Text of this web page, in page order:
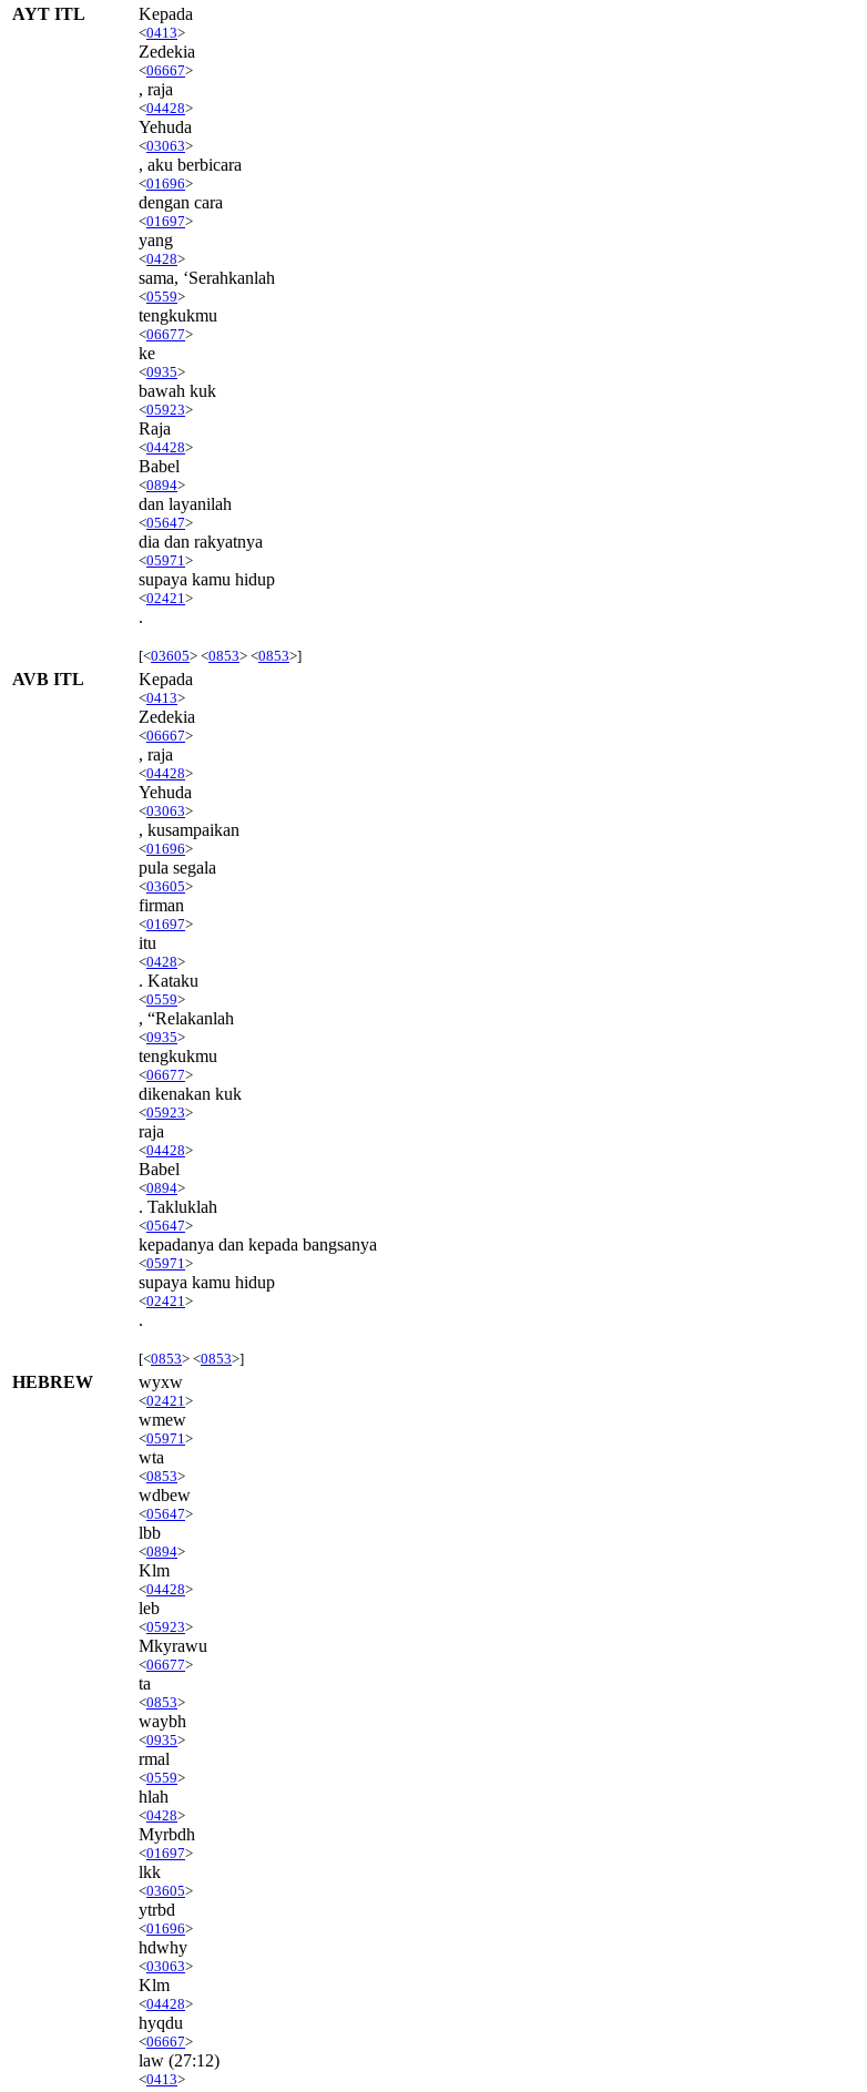
AYT ITL
Kepada
<0413>
Zedekia
<06667>
, raja
<04428>
Yehuda
<03063>
, aku berbicara
<01696>
dengan cara
<01697>
yang
<0428>
sama, ‘Serahkanlah
<0559>
tengkukmu
<06677>
ke
<0935>
bawah kuk
<05923>
Raja
<04428>
Babel
<0894>
dan layanilah
<05647>
dia dan rakyatnya
<05971 >
supaya kamu hidup
<02421 >
.
[<03605> <0853> <0853>]
AVB ITL Kepada
<0413>
Zedekia
<06667>
, raja
<04428>
Yehuda
<03063>
, kusampaikan
<01696>
pula segala
<03605>
firman
<01697>
itu
<0428>
. Kataku
<0559>
, “Relakanlah
<0935>
tengkukmu
<06677>
dikenakan kuk
<05923>
raja
<04428>
Babel
<0894>
. Takluklah
<05647>
kepadanya dan kepada bangsanya
<05971 >
supaya kamu hidup
<02421 >
.
[<0853> <0853>]
HEBREW wyxw
<02421 >
wmew
<05971 >
wta
<0853>
wdbew
<05647>
lbb
<0894>
Klm
<04428>
leb
<05923>
Mkyrawu
<06677>
ta
<0853>
waybh
<0935>
rmal
<0559>
hlah
<0428>
Myrbdh
<01697>
lkk
<03605>
ytrbd
<01696>
hdwhy
<03063>
Klm
<04428>
hyqdu
<06667>
law (27:12)
<0413>